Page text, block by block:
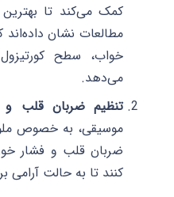
کمک می‌کند تا
مطالعات نشان
خواب، سطح
می‌دهد.
تنظیم ضربان قلب
موسیقی، به خصوص
ضربان قلب و فشار
کنند تا به حالت آرامی